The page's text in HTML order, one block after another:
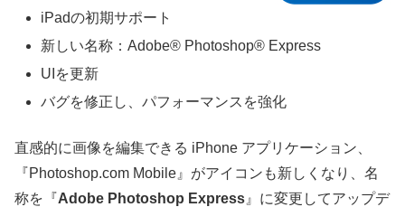
iPadの初期サポート
新しい名称：Adobe® Photoshop® Express
UIを更新
バグを修正し、パフォーマンスを強化
直感的に画像を編集できる iPhone アプリケーション、
『Photoshop.com Mobile』がアイコンも新しくなり、名
称を『Adobe Photoshop Express 』に変更してアップデ